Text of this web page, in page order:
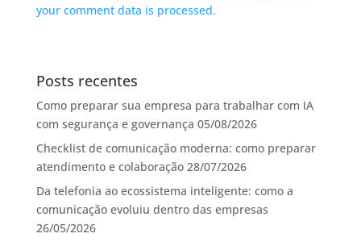
your comment data is processed.
Posts recentes
Como preparar sua empresa para trabalhar com IA
com segurança e governança 05/08/2026
Checklist de comunicação moderna: como preparar
atendimento e colaboração 28/07/2026
Da telefonia ao ecossistema inteligente: como a
comunicação evoluiu dentro das empresas
26/05/2026